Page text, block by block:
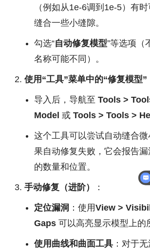
（例如从1e-6调到1e-5）有
缝合一些小缝隙。
勾选“自动修复模型”等选项（
名称可能不同）。
使用“工具”菜单中的“修复模型”
导入后，导航至 Tools >
Model 或 Tools > Tools >
这个工具可以尝试自动缝合
果自动修复失败，它会报告漏
的数量和位置。
手动修复（进阶） ：
定位漏洞 ：使用View >
Gaps 可以高亮显示模型上的
使用曲线和曲面工具 ：对于